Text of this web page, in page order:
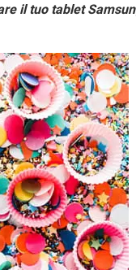
il tuo tablet